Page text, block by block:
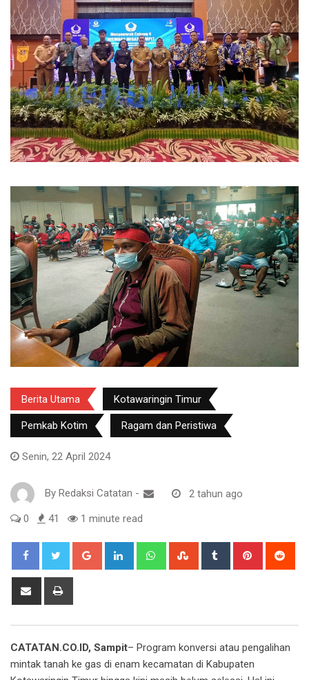
Berita Utama Kotawaringin Timur
Pemkab Kotim Ragam dan Peristiwa
Senin, 22 April 2024
By Redaksi Catatan - 2 tahun ago
0 41 1 minute read
Google+ LinkedIn WhatsappStumbleUpon
Tumblr Pinterest
Share
CATATAN.CO.ID, Sampit– Program konversi atau pengalihan
mintak tanah ke gas di enam kecamatan di Kabupaten